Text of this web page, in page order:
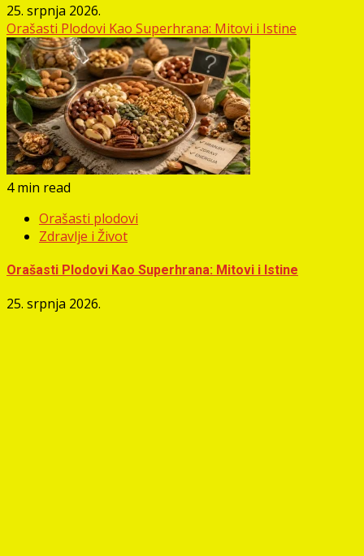
25. srpnja 2026.
Orašasti Plodovi Kao Superhrana: Mitovi i Istine
4 min read
Orašasti plodovi
Zdravlje i Život
Orašasti Plodovi Kao Superhrana: Mitovi i Istine
25. srpnja 2026.